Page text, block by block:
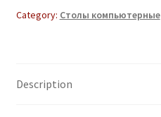
Category: Столы компьютерные
Description